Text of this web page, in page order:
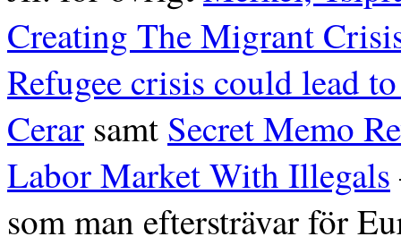
Creating The Migrant
Refugee crisis could lead
Cerar samt Secret Memo
Labor Market With Illegals
som man eftersträvar för